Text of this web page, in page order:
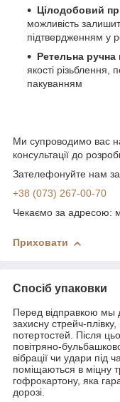
Цілодобовий
можливість
підтвердженням у
Ретельна ручна
якості різьблення,
пакуванням
Ми супроводимо вас
консультації до
Зателефонуйте нам
+38 (073) 267-00-70
Чекаємо за адресою:
Приховати
Спосіб упаковки
Перед відправкою мы
захисну стрейч-
потертостей. Після
повітряно-
вібрації чи удари під
поміщаються в міцну
гофрокартону, яка
дорозі.